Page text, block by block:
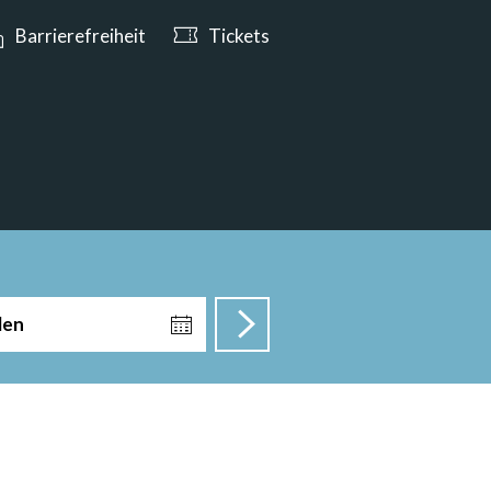
ab 10:00 Uhr geöffnet
Barrierefreiheit Tickets